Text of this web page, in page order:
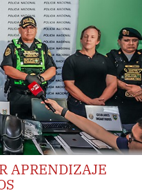
APRENDIZAJE